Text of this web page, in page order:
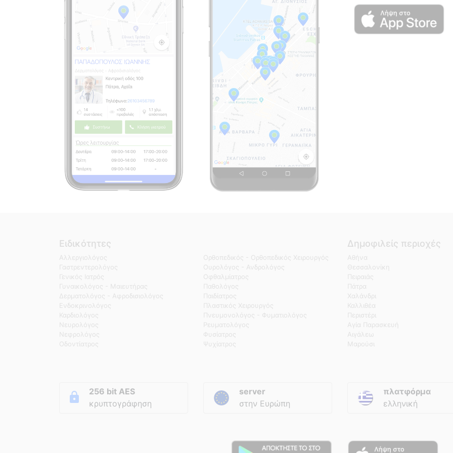
Ειδικότητες
Αλλεργιολόγος
Γαστρεντερολόγος
Γενικός Ιατρός
Γυναικολόγος - Μαιευτήρας
Δερματολόγος - Αφροδισιολόγος
Ενδοκρινολόγος
Καρδιολόγος
Νευρολόγος
Νεφρολόγος
Οδοντίατρος
Ορθοπεδικός - Ορθοπεδικός Χειρουργός
Ουρολόγος - Ανδρολόγος
Οφθαλμίατρος
Παθολόγος
Παιδίατρος
Πλαστικός Χειρουργός
Πνευμονολόγος - Φυματιολόγος
Ρευματολόγος
Φυσίατρος
Ψυχίατρος
Δημοφιλείς περιοχές
Αθήνα
Θεσσαλονίκη
Πειραιάς
Πάτρα
Χαλάνδρι
Καλλιθέα
Περιστέρι
Αγία Παρασκευή
Αιγάλεω
Μαρούσι
256 bit AES
κρυπτογράφηση
server
στην Ευρώπη
πλατφόρμα
ελληνική